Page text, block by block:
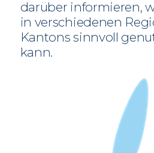
darüber informieren,
in verschiedenen
Kantons sinnvoll
kann.